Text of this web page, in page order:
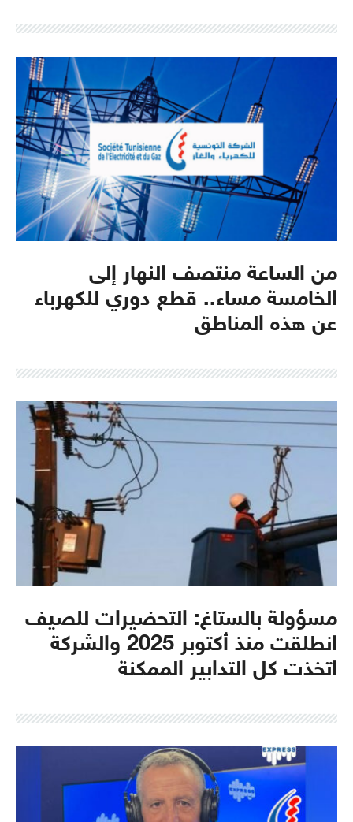
من الساعة منتصف النهار إلى
الخامسة مساء.. قطع دوري للكهرباء
عن هذه المناطق
مسؤولة بالستاغ: التحضيرات للصيف
انطلقت منذ أكتوبر 2025 والشركة
اتخذت كل التدابير الممكنة